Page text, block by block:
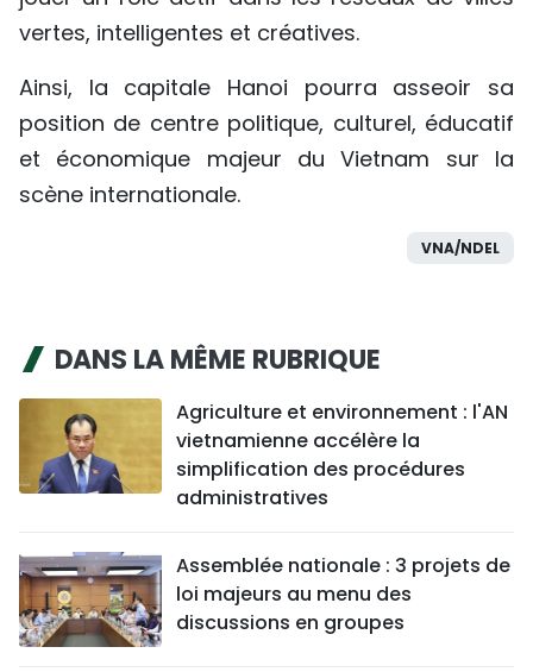
vertes, intelligentes et créatives.
Ainsi, la capitale Hanoi pourra asseoir sa
position de centre politique, culturel, éducatif
et économique majeur du Vietnam sur la
scène internationale.
VNA/NDEL
DANS LA MÊME RUBRIQUE
Agriculture et environnement : l'AN
vietnamienne accélère la
simplification des procédures
administratives
Assemblée nationale : 3 projets de
loi majeurs au menu des
discussions en groupes